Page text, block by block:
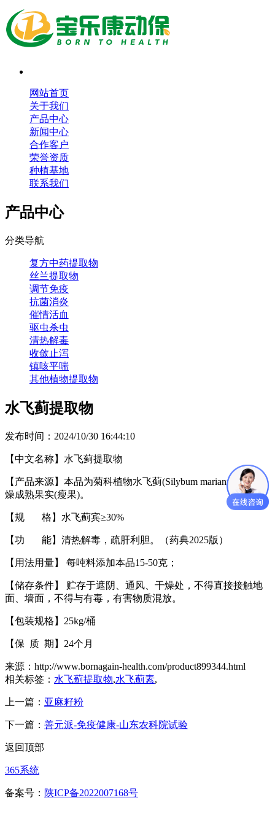
网站首页
关于我们
产品中心
新闻中心
合作客户
荣誉资质
种植基地
联系我们
产品中心
分类导航
复方中药提取物
丝兰提取物
调节免疫
抗菌消炎
催情活血
驱虫杀虫
清热解毒
收敛止泻
镇咳平喘
其他植物提取物
水飞蓟提取物
发布时间：2024/10/30 16:44:10
【中文名称】水飞蓟提取物
【 产品来源】 本品为菊科植物水飞蓟(Silybum marianum)的干
燥成熟果实(瘦果)。
【规 格】 水飞蓟宾≥30%
【功 能】 清热解毒，疏肝利胆。（药典2025版）
【 用法用量】 每吨料添加本品15-50克；
【储存条件】
贮存于遮阴、通风、干燥处，不得直接接触地
面、墙面，不得与有毒，有害物质混放。
【包装规格 】 25kg/桶
【保 质 期 】 24个月
来源：http://www.bornagain-health.com/product899344.html
相关标签： 水飞蓟提取物,水飞蓟素,
上一篇： 亚麻籽粉
下一篇： 善元派-免疫健康-山东农科院试验
返回顶部
365系统
备案号： 陕ICP备2022007168号